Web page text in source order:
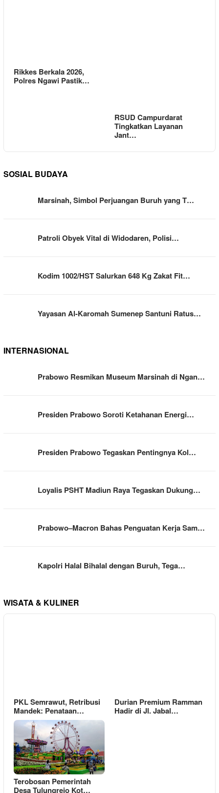
Rikkes Berkala 2026,
Polres Ngawi Pastik…
RSUD Campurdarat
Tingkatkan Layanan
Jant…
SOSIAL BUDAYA
Marsinah, Simbol Perjuangan Buruh yang T…
Patroli Obyek Vital di Widodaren, Polisi…
Kodim 1002/HST Salurkan 648 Kg Zakat Fit…
Yayasan Al-Karomah Sumenep Santuni Ratus…
INTERNASIONAL
Prabowo Resmikan Museum Marsinah di Ngan…
Presiden Prabowo Soroti Ketahanan Energi…
Presiden Prabowo Tegaskan Pentingnya Kol…
Loyalis PSHT Madiun Raya Tegaskan Dukung…
Prabowo–Macron Bahas Penguatan Kerja Sam…
Kapolri Halal Bihalal dengan Buruh, Tega…
WISATA & KULINER
PKL Semrawut, Retribusi
Mandek: Penataan…
Durian Premium Ramman
Hadir di Jl. Jabal…
Terobosan Pemerintah
Desa Tulungrejo Kot…